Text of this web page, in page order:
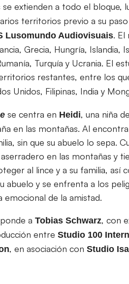
se extienden a todo el bloque,
territorios previo a su
Lusomundo Audiovisuais. El
Grecia, Hungría, Islandia,
Turquía y Ucrania. El
restantes, entre los
Unidos, Filipinas, India y
se centra en Heidi, una niña
en las montañas. Al
sin que su abuelo lo sepa.
en las montañas y
al lince y a su familia, así
abuelo y se enfrenta a los
emocional de la amistad.
a Tobias Schwarz, con
entre Studio 100
, en asociación con Studio